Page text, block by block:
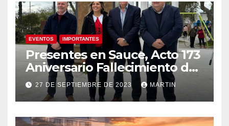
EVENTOS IMPORTANTES
Presentes en Sauce, Acto 173
Aniversario Fallecimiento de
José Artigas
27 DE SEPTIEMBRE DE 2023 MARTIN